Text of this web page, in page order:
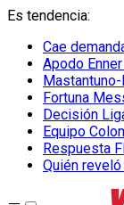
Es tendencia:
Cae
Apodo
Fortuna
Decisión
Equipo
Respuesta
Quién